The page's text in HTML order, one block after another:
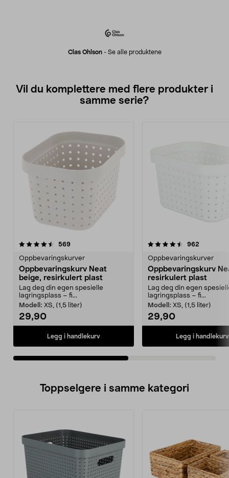
Clas Ohlson- Se alle produktene
Vil du komplettere med flere produkter i
samme serie?
569anmeldelser
Oppbevaringskurver
Oppbevaringskurv Neat
beige, resirkulert plast
Lag deg din egen spesielle
lagringsplass – fi...
Modell: XS, (1,5 liter)
29,90
Legg i handlekurv
4.5av 5 stjerner 962
Oppbevaringskurver
Oppbevaringskurv
resirkulert plast
Lag deg din egen
lagringsplass – fi...
Modell: XS, (1,5 liter)
29,90
Legg i handlekurv
4.5av 5 stjerner
Toppselgere i samme kategori